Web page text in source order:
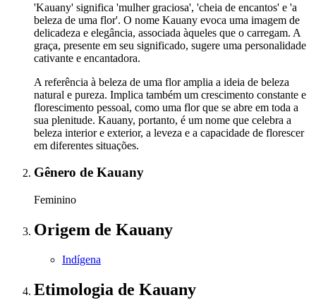
'Kauany' significa 'mulher graciosa', 'cheia de encantos' e 'a
beleza de uma flor'. O nome Kauany evoca uma imagem de
delicadeza e elegância, associada àqueles que o carregam. A
graça, presente em seu significado, sugere uma personalidade
cativante e encantadora.
A referência à beleza de uma flor amplia a ideia de beleza
natural e pureza. Implica também um crescimento constante e
florescimento pessoal, como uma flor que se abre em toda a
sua plenitude. Kauany, portanto, é um nome que celebra a
beleza interior e exterior, a leveza e a capacidade de florescer
em diferentes situações.
Gênero de Kauany
Feminino
Origem de Kauany
Indígena
Etimologia de Kauany